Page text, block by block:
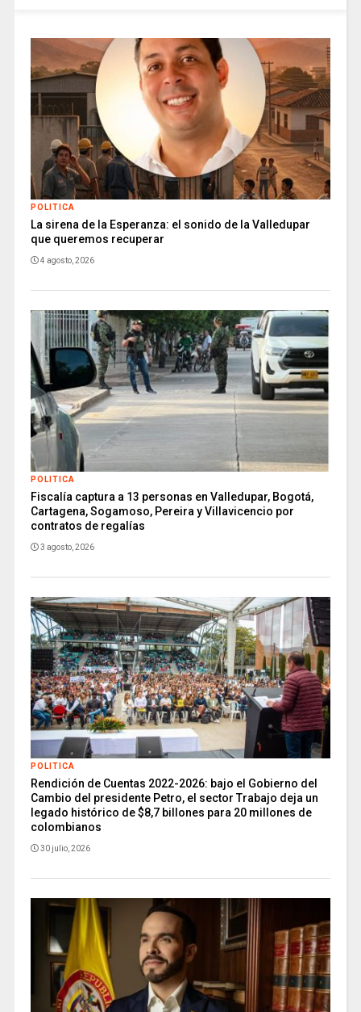
POLITICA
La sirena de la Esperanza: el sonido de la Valledupar
que queremos recuperar
4 agosto, 2026
POLITICA
Fiscalía captura a 13 personas en Valledupar, Bogotá,
Cartagena, Sogamoso, Pereira y Villavicencio por
contratos de regalías
3 agosto, 2026
POLITICA
Rendición de Cuentas 2022-2026: bajo el Gobierno del
Cambio del presidente Petro, el sector Trabajo deja un
legado histórico de $8,7 billones para 20 millones de
colombianos
30 julio, 2026